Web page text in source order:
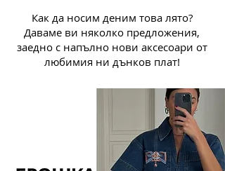
Как да носим деним това лято?
Даваме ви няколко предложения,
заедно с напълно нови аксесоари от
любимия ни дънков плат!